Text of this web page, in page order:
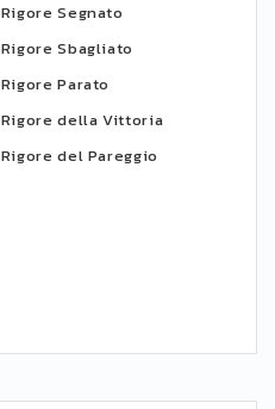
Rigore Segnato
Rigore Sbagliato
Rigore Parato
Rigore della Vittoria
Rigore del Pareggio